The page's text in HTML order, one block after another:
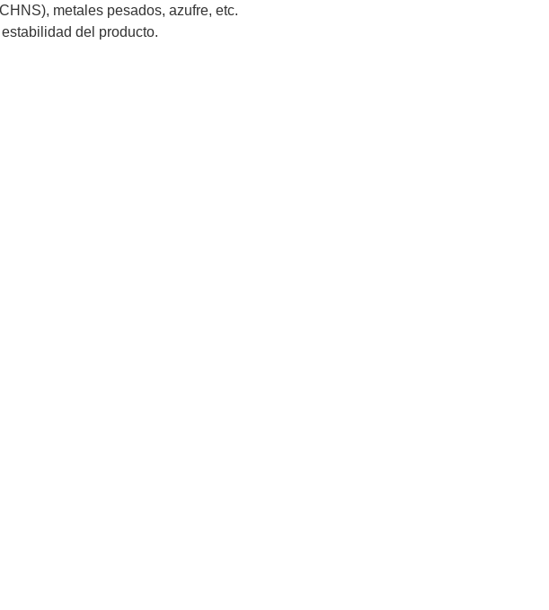
metales pesados, azufre, etc.
del producto.